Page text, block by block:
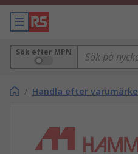
Sök efter MPN
/ Handla efter varumärke